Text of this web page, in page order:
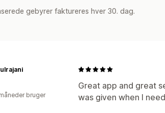
gebyrer faktureres hver 30. dag.
Great app and great
was given when I
bruger